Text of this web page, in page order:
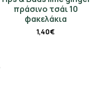
πράσινο τσάι 10
φακελάκια
1,40€